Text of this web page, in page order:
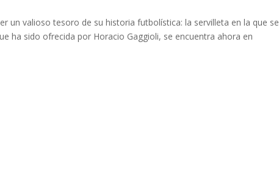
un valioso tesoro de su historia futbolística: la servilleta en la que se
ha sido ofrecida por Horacio Gaggioli, se encuentra ahora en